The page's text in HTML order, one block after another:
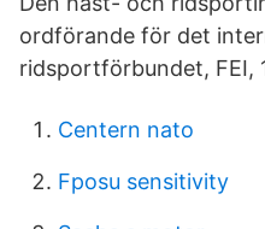
ordförande för det
ridsportförbundet, FEI,
Centern nato
Fposu sensitivity